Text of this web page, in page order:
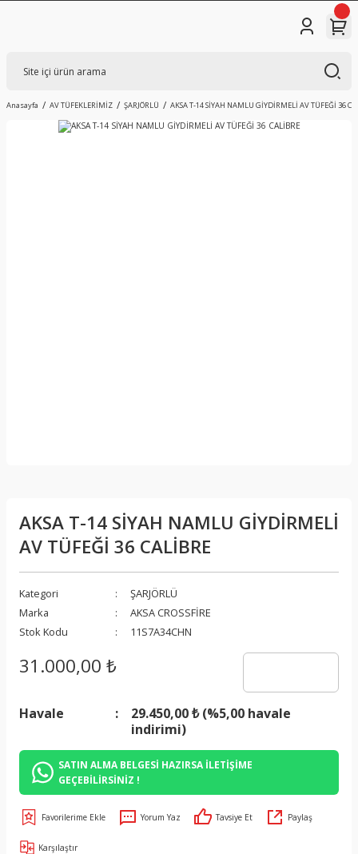
Anasayfa AV TÜFEKLERİMİZ ŞARJÖRLÜ AKSA T-14 SİYAH NAMLU GİYDİRMELİ AV TÜFEĞİ 36
AKSA T-14 SİYAH NAMLU GİYDİRMELİ
AV TÜFEĞİ 36 CALİBRE
Kategori
ŞARJÖRLÜ
Marka
AKSA CROSSFİRE
Stok Kodu
11S7A34CHN
31.000,00 ₺
Havale
29.450,00 ₺ (%5,00 havale
indirimi)
SATIN ALMA BELGESİ HAZIRSA İLETİŞİME
GEÇEBİLİRSİNİZ !
Yorum Yaz Tavsiye Et Paylaş
Karşılaştır